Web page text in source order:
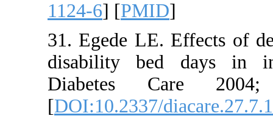
31. Egede
disability
[